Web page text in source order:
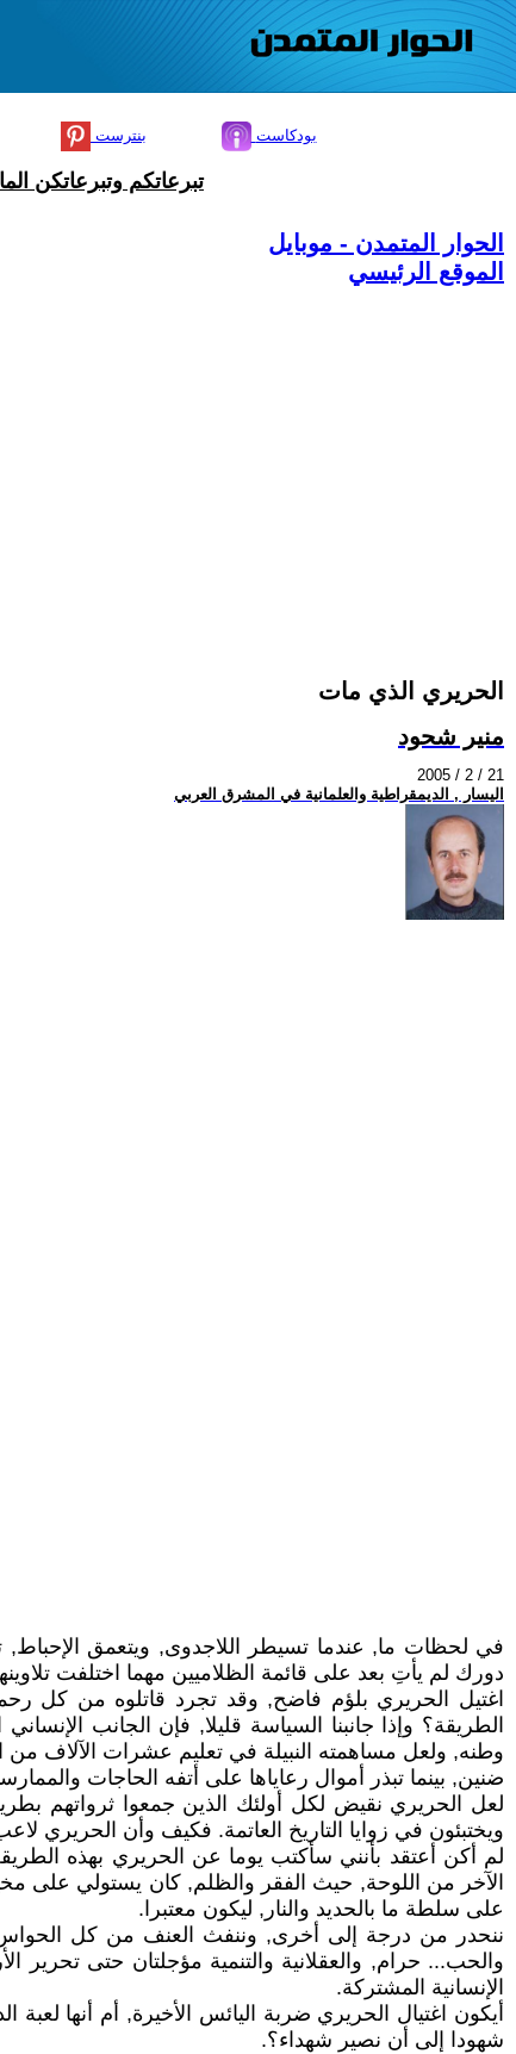
بنترست بودكاست
تبرعاتكم وتبرعاتكن
الحوار المتمدن - موبايل
الموقع الرئيسي
الحريري الذي مات
منير شحود
2005 / 2 / 21
اليسار , الديمقراطية والعلمانية في المشرق العربي
في لحظات ما, عندما تسيطر اللاجدوى, ويتعمق
دورك لم يأتِ بعد على قائمة الظلاميين مهما اختلفت
اغتيل الحريري بلؤم فاضح, وقد تجرد قاتلوه من كل
الطريقة؟ وإذا جانبنا السياسة قليلا, فإن الجانب
وطنه, ولعل مساهمته النبيلة في تعليم عشرات الآلاف
ضنين, بينما تبذر أموال رعاياها على أتفه الحاجات
لعل الحريري نقيض لكل أولئك الذين جمعوا ثرواتهم
ويختبئون في زوايا التاريخ العاتمة. فكيف وأن الحريري
لم أكن أعتقد بأنني سأكتب يوما عن الحريري بهذه
الآخر من اللوحة, حيث الفقر والظلم, كان يستولي على
على سلطة ما بالحديد والنار, ليكون معتبرا.
ننحدر من درجة إلى أخرى, وننفث العنف من كل الحواس,
والحب... حرام, والعقلانية والتنمية مؤجلتان حتى تحرير
الإنسانية المشتركة.
أيكون اغتيال الحريري ضربة اليائس الأخيرة, أم أنها
شهودا إلى أن نصير شهداء؟.